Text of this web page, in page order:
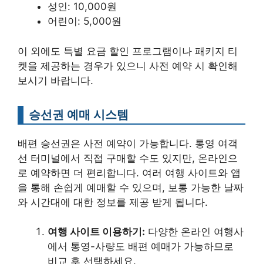
성인: 10,000원
어린이: 5,000원
이 외에도 특별 요금 할인 프로그램이나 패키지 티
켓을 제공하는 경우가 있으니 사전 예약 시 확인해
보시기 바랍니다.
승선권 예매 시스템
배편 승선권은 사전 예약이 가능합니다. 통영 여객
선 터미널에서 직접 구매할 수도 있지만, 온라인으
로 예약하면 더 편리합니다. 여러 여행 사이트와 앱
을 통해 손쉽게 예매할 수 있으며, 보통 가능한 날짜
와 시간대에 대한 정보를 제공 받게 됩니다.
여행 사이트 이용하기: 다양한 온라인 여행사
에서 통영-사량도 배편 예매가 가능하므로
비교 후 선택하세요.